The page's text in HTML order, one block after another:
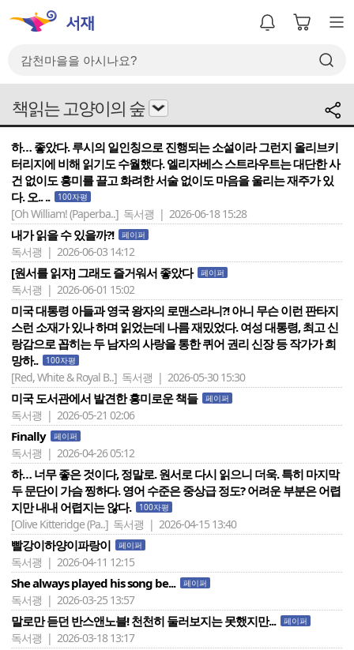
책읽는 고양이의 숲
하… 좋았다. 루시의 일인칭으로 진행되는 소설이라 그런지 올리브키
터리지에 비해 읽기도 수월했다. 엘리자베스 스트라우트는 대단한 사
건 없이도 흥미를 끌고 화려한 서술 없이도 마음을 울리는 재주가 있
다. 오.. ..
100자평
[Oh William! (Paperba..] 독서괭 | 2026-06-18 15:28
내가 읽을 수 있을까?! 페이퍼
독서괭 | 2026-06-03 14:12
[원서를 읽자] 그래도 즐거워서 좋았다 페이퍼
독서괭 | 2026-06-01 15:02
미국 대통령 아들과 영국 왕자의 로맨스라니?! 아니 무슨 이런 판타지
스런 소재가 있나 하며 읽었는데 나름 재밌었다. 여성 대통령, 최고 신
랑감으로 꼽히는 두 남자의 사랑을 통한 퀴어 권리 신장 등 작가가 희
망하..
100자평
[Red, White & Royal B..] 독서괭 | 2026-05-30 15:30
미국 도서관에서 발견한 흥미로운 책들 페이퍼
독서괭 | 2026-05-21 02:06
Finally 페이퍼
독서괭 | 2026-04-26 05:12
하… 너무 좋은 것이다, 정말로. 원서로 다시 읽으니 더욱. 특히 마지막
두 문단이 가슴 찡하다. 영어 수준은 중상급 정도? 어려운 부분은 어렵
지만 내내 어렵지는 않다.
100자평
[Olive Kitteridge (Pa..] 독서괭 | 2026-04-15 13:40
빨강이하양이파랑이 페이퍼
독서괭 | 2026-04-11 12:15
She always played his song be... 페이퍼
독서괭 | 2026-03-25 13:57
말로만 듣던 반스앤노블! 천천히 둘러보지는 못했지만... 페이퍼
독서괭 | 2026-03-18 13:17